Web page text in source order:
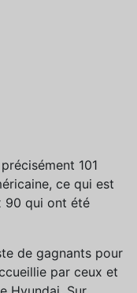
101
ce qui est
90 qui ont été
de gagnants pour
par ceux et